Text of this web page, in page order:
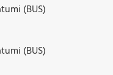
(BUS)
(BUS)